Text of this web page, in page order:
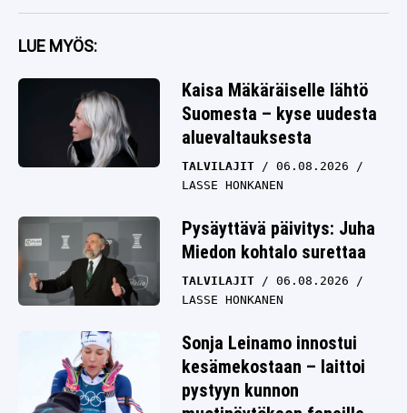
LUE MYÖS:
Kaisa Mäkäräiselle lähtö
Suomesta – kyse uudesta
aluevaltauksesta
TALVILAJIT
06.08.2026
LASSE HONKANEN
Pysäyttävä päivitys: Juha
Miedon kohtalo surettaa
TALVILAJIT
06.08.2026
LASSE HONKANEN
Sonja Leinamo innostui
kesämekostaan – laittoi
pystyyn kunnon